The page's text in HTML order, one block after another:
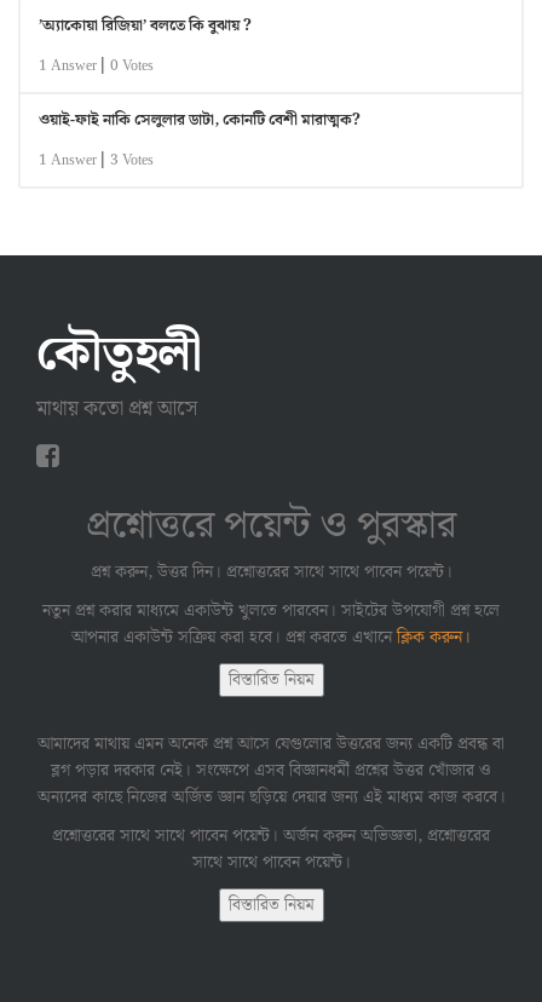
’অ্যাকোয়া রিজিয়া’ বলতে কি বুঝায় ?
1 Answer | 0 Votes
ওয়াই-ফাই নাকি সেলুলার ডাটা, কোনটি বেশী মারাত্মক?
1 Answer | 3 Votes
কৌতুহলী
মাথায় কতো প্রশ্ন আসে
প্রশ্নোত্তরে পয়েন্ট ও পুরস্কার
প্রশ্ন করুন, উত্তর দিন। প্রশ্নোত্তরের সাথে সাথে পাবেন পয়েন্ট।
নতুন প্রশ্ন করার মাধ্যমে একাউন্ট খুলতে পারবেন। সাইটের উপযোগী প্রশ্ন হলে
আপনার একাউন্ট সক্রিয় করা হবে। প্রশ্ন করতে এখানেক্লিক করুন।
বিস্তারিত নিয়ম
আমাদের মাথায় এমন অনেক প্রশ্ন আসে যেগুলোর উত্তরের জন্য একটি প্রবন্ধ বা
ব্লগ পড়ার দরকার নেই। সংক্ষেপে এসব বিজ্ঞানধর্মী প্রশ্নের উত্তর খোঁজার ও
অন্যদের কাছে নিজের অর্জিত জ্ঞান ছড়িয়ে দেয়ার জন্য এই মাধ্যম কাজ করবে।
প্রশ্নোত্তরের সাথে সাথে পাবেন পয়েন্ট। অর্জন করুন অভিজ্ঞতা, প্রশ্নোত্তরের
সাথে সাথে পাবেন পয়েন্ট।
বিস্তারিত নিয়ম